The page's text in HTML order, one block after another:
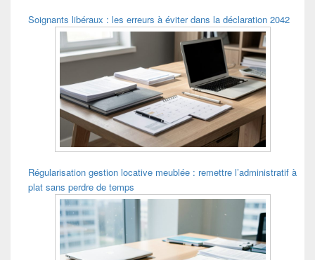
Soignants libéraux : les erreurs à éviter dans la déclaration 2042
Régularisation gestion locative meublée : remettre l’administratif à
plat sans perdre de temps